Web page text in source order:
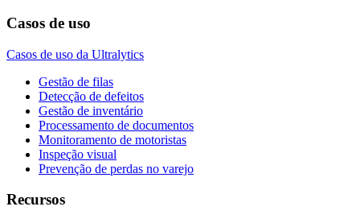
Casos de uso
Casos de uso da Ultralytics
Gestão de filas
Detecção de defeitos
Gestão de inventário
Processamento de documentos
Monitoramento de motoristas
Inspeção visual
Prevenção de perdas no varejo
Recursos